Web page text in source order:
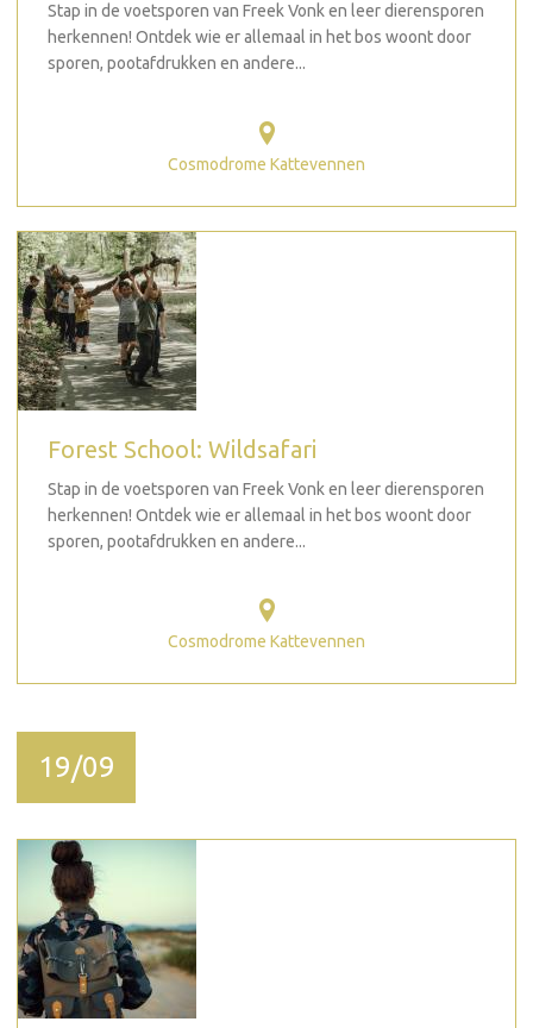
Stap in de voetsporen van Freek Vonk en leer dierensporen
herkennen! Ontdek wie er allemaal in het bos woont door
sporen, pootafdrukken en andere...
Cosmodrome Kattevennen
Forest School: Wildsafari
Stap in de voetsporen van Freek Vonk en leer dierensporen
herkennen! Ontdek wie er allemaal in het bos woont door
sporen, pootafdrukken en andere...
Cosmodrome Kattevennen
19/09